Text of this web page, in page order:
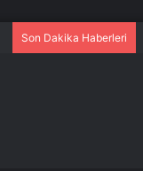
Son Dakika Haberleri